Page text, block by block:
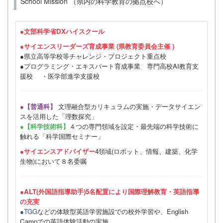
●文部科学省DXハイスクール
●サイエンスリーダーズ育成事業 (県教育委員会主催 )
●県立高等学校等チャレンジ・プロジェクト重点校
●プログラミング・エキスパート育成事業 専門高校AI教育支
援校 ・医学部進学支援校
●【普通科】 文理融合型カリキュラムの実施・データサイエン
スを活用した「理数探究」
●【科学技術科】 ４つの専門領域を設定・最先端の科学技術に
触れる「科学国際セミナー」
●サイエンスアドバイザー4領域(ロボット、情報、建築、化学
生物)において８名委嘱
●ALT(外国語指導助手)5名配置により国際理解教育・英語指導
の充実
●TGGなどの体験型英語学習施設での校外学習や、English